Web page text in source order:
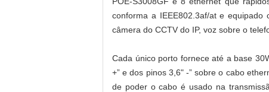
conforma a IEEE802.3af/at e
câmera do CCTV do IP, voz sobre o
Cada único porto fornece até a base
+” e dos pinos 3,6" -” sobre o cabo
de poder o cabo é usado na